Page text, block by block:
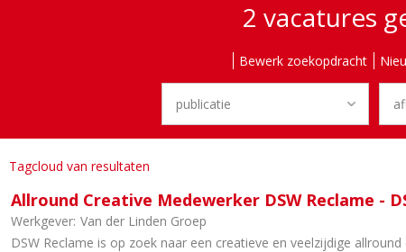
2 vacatures
Bewerk zoekopdracht
Tagcloud van resultaten
Allround Creative Medewerker DSW Reclame -
Werkgever: Van der Linden Groep
DSW Reclame is op zoek naar een creatieve en veelzijdige